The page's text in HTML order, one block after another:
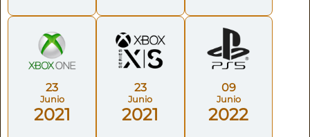
23
Junio
2021
23
Junio
2021
09
Junio
2022